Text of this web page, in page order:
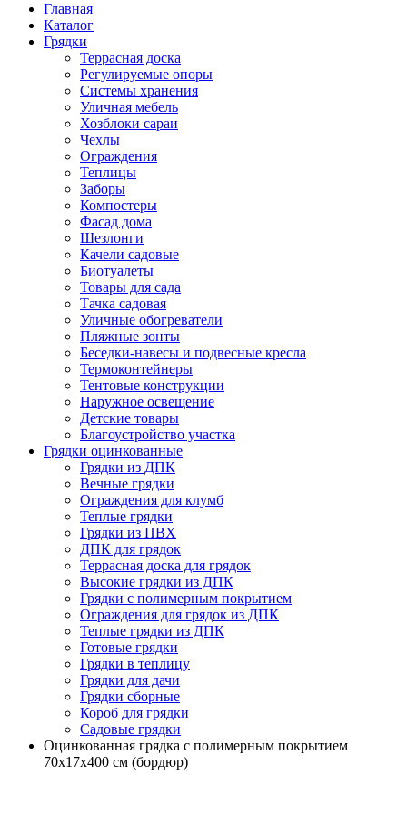
Главная
Каталог
Грядки
Террасная доска
Регулируемые опоры
Системы хранения
Уличная мебель
Хозблоки сараи
Чехлы
Ограждения
Теплицы
Заборы
Компостеры
Фасад дома
Шезлонги
Качели садовые
Биотуалеты
Товары для сада
Тачка садовая
Уличные обогреватели
Пляжные зонты
Беседки-навесы и подвесные кресла
Термоконтейнеры
Тентовые конструкции
Наружное освещение
Детские товары
Благоустройство участка
Грядки оцинкованные
Грядки из ДПК
Вечные грядки
Ограждения для клумб
Теплые грядки
Грядки из ПВХ
ДПК для грядок
Террасная доска для грядок
Высокие грядки из ДПК
Грядки с полимерным покрытием
Ограждения для грядок из ДПК
Теплые грядки из ДПК
Готовые грядки
Грядки в теплицу
Грядки для дачи
Грядки сборные
Короб для грядки
Садовые грядки
Оцинкованная грядка с полимерным покрытием
70х17х400 см (бордюр)